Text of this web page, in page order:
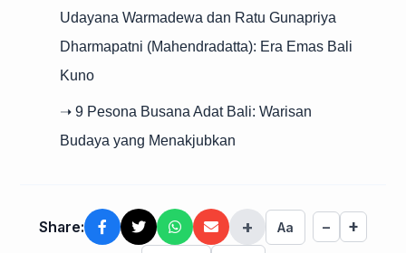
Udayana Warmadewa dan Ratu Gunapriya
Dharmapatni (Mahendradatta): Era Emas Bali
Kuno
➝ 9 Pesona Busana Adat Bali: Warisan
Budaya yang Menakjubkan
Share: + Aa − +